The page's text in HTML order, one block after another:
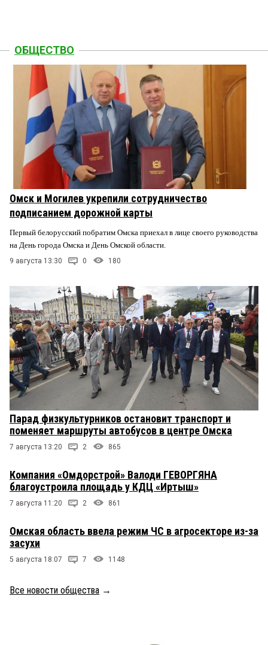
ОБЩЕСТВО
Омск и Могилев укрепили сотрудничество
подписанием дорожной карты
Первый белорусский побратим Омска приехал в лице своего руководства
на День города Омска и День Омской области.
9 августа 13:30 0 180
Парад физкультурников остановит транспорт и
поменяет маршруты автобусов в центре Омска
7 августа 13:20 2 865
Компания «Омдорстрой» Валоди ГЕВОРГЯНА
благоустроила площадь у КДЦ «Иртыш»
7 августа 11:20 2 861
Омская область ввела режим ЧС в агросекторе из-за
засухи
5 августа 18:07 7 1148
Все новости общества →